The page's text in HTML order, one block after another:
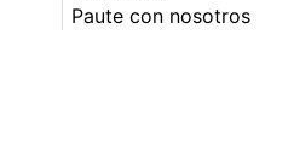
Paute con nosotros